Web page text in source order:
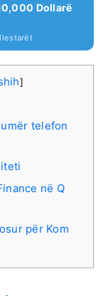
Dollarë
]
telefon
në Q
për Kom